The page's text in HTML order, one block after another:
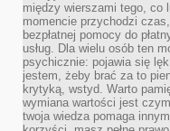
między wierszami tego, co
momencie przychodzi
bezpłatnej pomocy do
usług. Dla wielu osób ten
psychicznie: pojawia się
jestem, żeby brać za to
krytyką, wstyd. Warto
wymiana wartości jest
twoja wiedza pomaga